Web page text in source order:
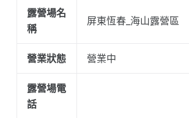
露營場名
稱
屏東恆春_海山露營區
營業狀態 營業中
露營場電
話